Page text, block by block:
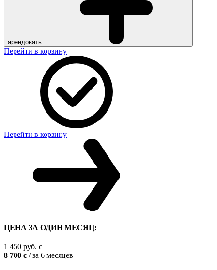
арендовать
Перейти в корзину
Перейти в корзину
ЦЕНА ЗА ОДИН МЕСЯЦ:
1 450 руб. c
8 700 c / за 6 месяцев